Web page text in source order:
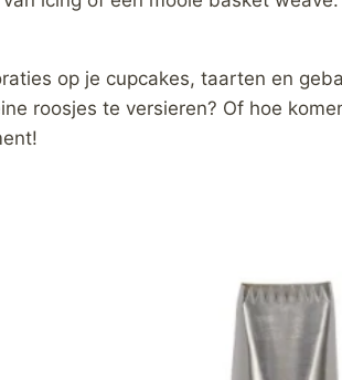
op je cupcakes, taarten en
roosjes te versieren? Of hoe